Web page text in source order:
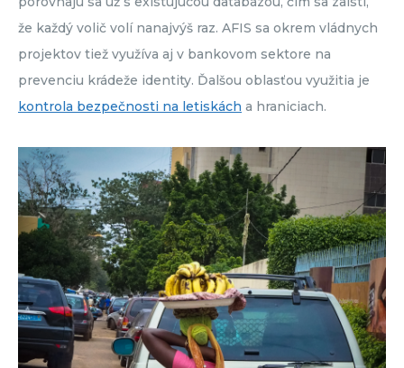
že každý volič volí nanajvýš raz. AFIS sa okrem vládnych
projektov tiež využíva aj v bankovom sektore na
prevenciu krádeže identity. Ďalšou oblasťou využitia je
kontrola bezpečnosti na letiskách a hraniciach.